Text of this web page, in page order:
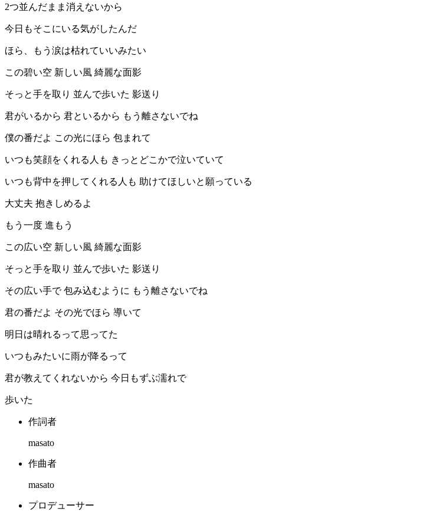
2つ並んだまま消えないから
今日もそこにいる気がしたんだ
ほら、もう涙は枯れていいみたい
この碧い空 新しい風 綺麗な面影
そっと手を取り 並んで歩いた 影送り
君がいるから 君といるから もう離さないでね
僕の番だよ この光にほら 包まれて
いつも笑顔をくれる人も きっとどこかで泣いていて
いつも背中を押してくれる人も 助けてほしいと願っている
大丈夫 抱きしめるよ
もう一度 進もう
この広い空 新しい風 綺麗な面影
そっと手を取り 並んで歩いた 影送り
その広い手で 包み込むように もう離さないでね
君の番だよ その光でほら 導いて
明日は晴れるって思ってた
いつもみたいに雨が降るって
君が教えてくれないから 今日もずぶ濡れで
歩いた
作詞者
masato
作曲者
masato
プロデューサー